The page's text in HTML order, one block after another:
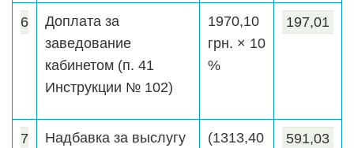
6
Доплата за
заведование
кабинетом (п. 41
Инструкции № 102)
1970,10
грн. × 10
%
197,01
7
Надбавка за выслугу
(1313,40
591,03